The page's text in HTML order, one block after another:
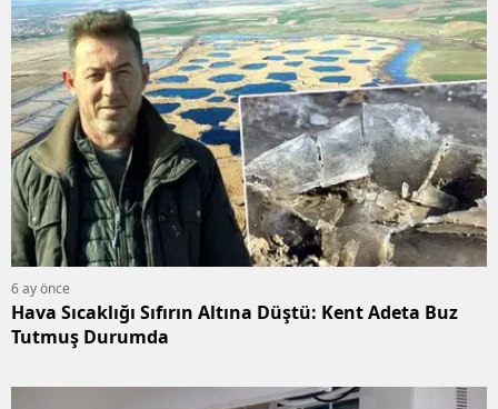
6 ay önce
Hava Sıcaklığı Sıfırın Altına Düştü: Kent Adeta Buz
Tutmuş Durumda